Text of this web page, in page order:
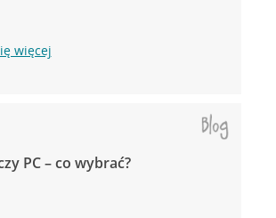
więcej
PC – co wybrać?